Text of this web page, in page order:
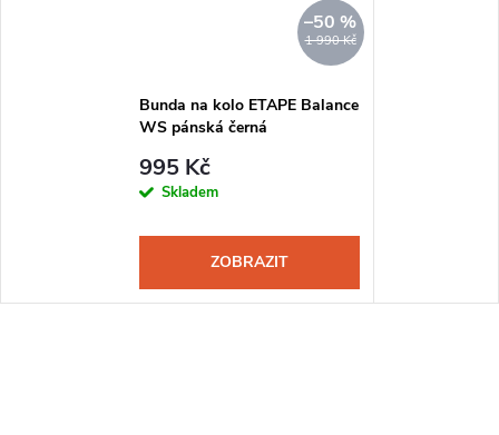
1 990 Kč
–50 %
Bunda na kolo ETAPE Balance
WS pánská černá
995 Kč
Skladem
ZOBRAZIT